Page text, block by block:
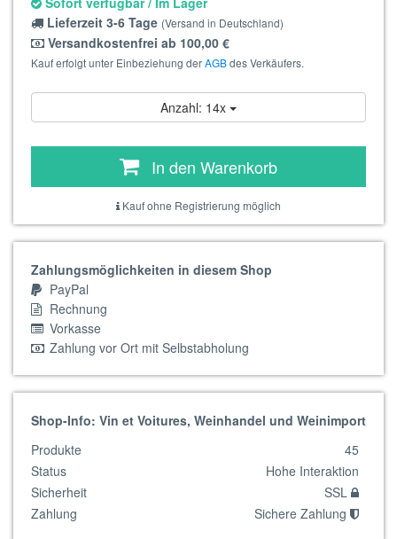
Lieferzeit 3-6 Tage (Versand in Deutschland)
Versandkostenfrei ab 100,00 €
Kauf erfolgt unter Einbeziehung derAGBdes Verkäufers.
Anzahl: 14x
In den Warenkorb
Kauf ohne Registrierung möglich
Zahlungsmöglichkeiten in diesem Shop
PayPal
Rechnung
Vorkasse
Zahlung vor Ort mit Selbstabholung
Shop-Info: Vin et Voitures, Weinhandel und Weinimport
Produkte
45
Status
Hohe Interaktion
Sicherheit
SSL
Zahlung
Sichere Zahlung